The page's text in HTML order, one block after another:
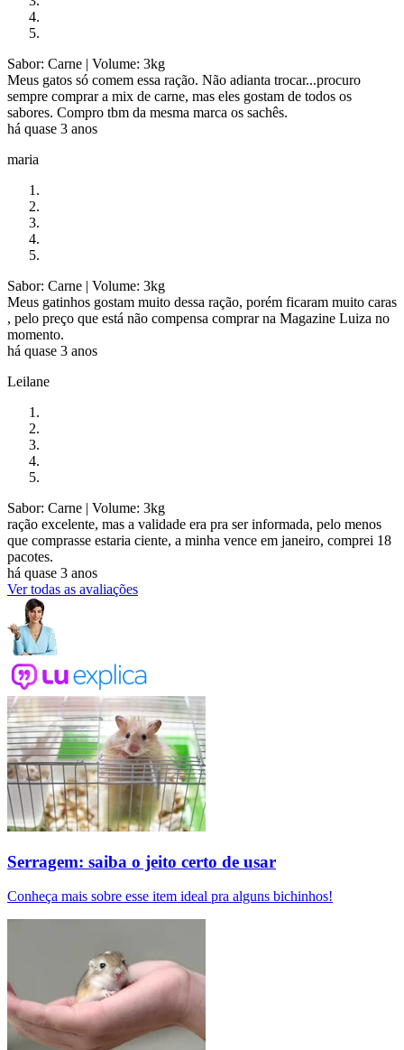
Sabor: Carne | Volume: 3kg
Meus gatos só comem essa ração. Não adianta trocar...procuro
sempre comprar a mix de carne, mas eles gostam de todos os
sabores. Compro tbm da mesma marca os sachês.
há quase 3 anos
maria
Sabor: Carne | Volume: 3kg
Meus gatinhos gostam muito dessa ração, porém ficaram muito caras
, pelo preço que está não compensa comprar na Magazine Luiza no
momento.
há quase 3 anos
Leilane
Sabor: Carne | Volume: 3kg
ração excelente, mas a validade era pra ser informada, pelo menos
que comprasse estaria ciente, a minha vence em janeiro, comprei 18
pacotes.
há quase 3 anos
Ver todas as avaliações
Serragem: saiba o jeito certo de usar
Conheça mais sobre esse item ideal pra alguns bichinhos!